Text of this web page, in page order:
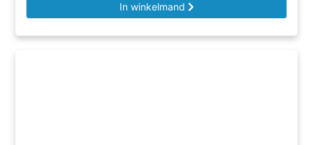
In winkelmand